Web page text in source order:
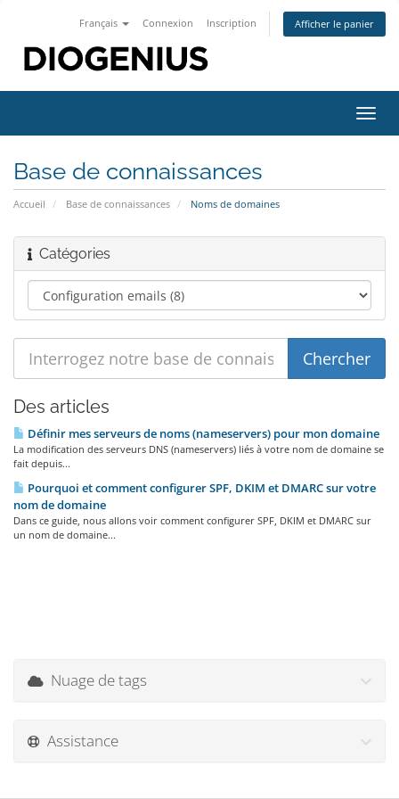
Français Connexion Inscription Afficher le panier
la
Base de connaissances
Accueil Base de connaissances Noms de domaines
Catégories
Des articles
Définir mes serveurs de noms (nameservers) pour mon domaine
La modification des serveurs DNS (nameservers) liés à votre nom de domaine se
fait depuis...
Pourquoi et comment configurer SPF, DKIM et DMARC sur votre
nom de domaine
Dans ce guide, nous allons voir comment configurer SPF, DKIM et DMARC sur
un nom de domaine...
Nuage de tags
Assistance